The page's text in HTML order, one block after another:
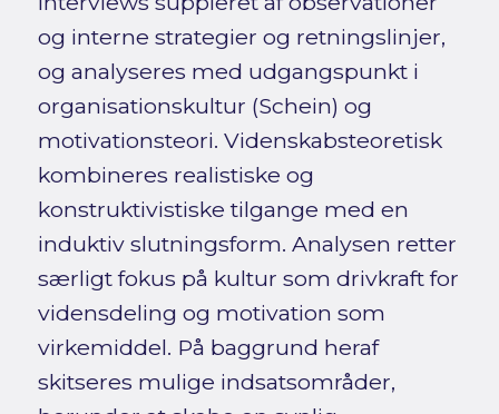
og interne strategier og retningslinjer,
og analyseres med udgangspunkt i
organisationskultur (Schein) og
motivationsteori. Videnskabsteoretisk
kombineres realistiske og
konstruktivistiske tilgange med en
induktiv slutningsform. Analysen retter
særligt fokus på kultur som drivkraft for
vidensdeling og motivation som
virkemiddel. På baggrund heraf
skitseres mulige indsatsområder,